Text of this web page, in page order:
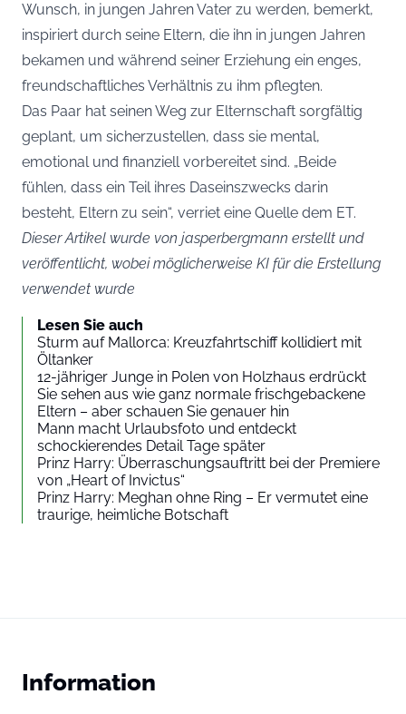
Wunsch, in jungen Jahren Vater zu werden, bemerkt,
inspiriert durch seine Eltern, die ihn in jungen Jahren
bekamen und während seiner Erziehung ein enges,
freundschaftliches Verhältnis zu ihm pflegten.
Das Paar hat seinen Weg zur Elternschaft sorgfältig
geplant, um sicherzustellen, dass sie mental,
emotional und finanziell vorbereitet sind. „Beide
fühlen, dass ein Teil ihres Daseinszwecks darin
besteht, Eltern zu sein“, verriet eine Quelle dem ET.
Dieser Artikel wurde von jasperbergmann erstellt und
veröffentlicht, wobei möglicherweise KI für die Erstellung
verwendet wurde
Lesen Sie auch
Sturm auf Mallorca: Kreuzfahrtschiff kollidiert mit
Öltanker
12-jähriger Junge in Polen von Holzhaus erdrückt
Sie sehen aus wie ganz normale frischgebackene
Eltern – aber schauen Sie genauer hin
Mann macht Urlaubsfoto und entdeckt
schockierendes Detail Tage später
Prinz Harry: Überraschungsauftritt bei der Premiere
von „Heart of Invictus“
Prinz Harry: Meghan ohne Ring – Er vermutet eine
traurige, heimliche Botschaft
Information